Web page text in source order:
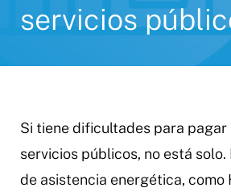
servicios
Si tiene dificultades para
servicios públicos, no está
de asistencia energética, como